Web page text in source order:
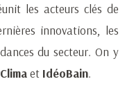
les acteurs clés de
innovations, les
du secteur. On y
et IdéoBain.